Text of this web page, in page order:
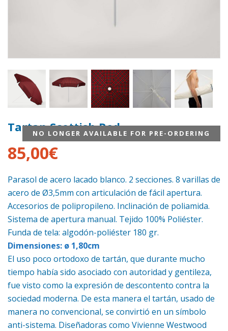
Tartan Scottish Red
85,00€
Parasol de acero lacado blanco. 2 secciones. 8 varillas de
acero de Ø3,5mm con articulación de fácil apertura.
Accesorios de polipropileno. Inclinación de poliamida.
Sistema de apertura manual. Tejido 100% Poliéster.
Funda de tela: algodón-poliéster 180 gr.
Dimensiones: ø 1,80cm
El uso poco ortodoxo de tartán, que durante mucho
tiempo había sido asociado con autoridad y gentileza,
fue visto como la expresión de descontento contra la
sociedad moderna. De esta manera el tartán, usado de
manera no convencional, se convirtió en un símbolo
anti-sistema. Diseñadoras como Vivienne Westwood
NO LONGER AVAILABLE FOR PRE-ORDERING